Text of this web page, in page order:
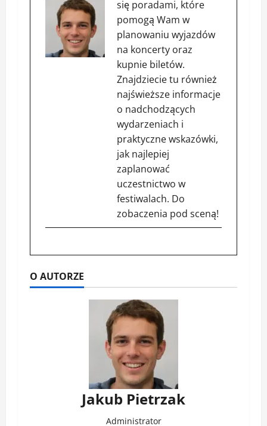
się poradami, które
pomogą Wam w
planowaniu wyjazdów
na koncerty oraz
kupnie biletów.
Znajdziecie tu również
najświeższe informacje
o nadchodzących
wydarzeniach i
praktyczne wskazówki,
jak najlepiej
zaplanować
uczestnictwo w
festiwalach. Do
zobaczenia pod sceną!
O AUTORZE
Jakub Pietrzak
Administrator